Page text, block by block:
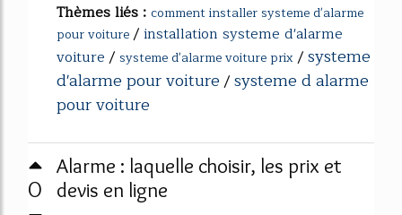
Thèmes liés : comment installer systeme d'alarme
pour voiture/installation systeme d'alarme
voiture/ systeme d'alarme voiture prix/systeme
d'alarme pour voiture/systeme d alarme
pour voiture
0
Alarme : laquelle choisir, les prix et
devis en ligne